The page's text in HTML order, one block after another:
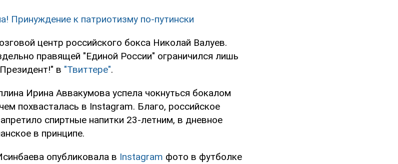
Принуждение к патриотизму по-путински
центр российского бокса Николай Валуев.
правящей "Единой России" ограничился лишь
в "Твиттере".
Ирина Аввакумова успела чокнуться бокалом
похвасталась в Instagram. Благо, российское
спиртные напитки 23-летним, в дневное
в принципе.
опубликовала в Instagram фото в футболке